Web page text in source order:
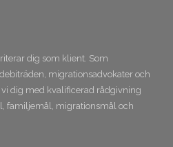
dig som klient. Som
migrationsadvokater och
dig med kvalificerad rådgivning
familjemål, migrationsmål och